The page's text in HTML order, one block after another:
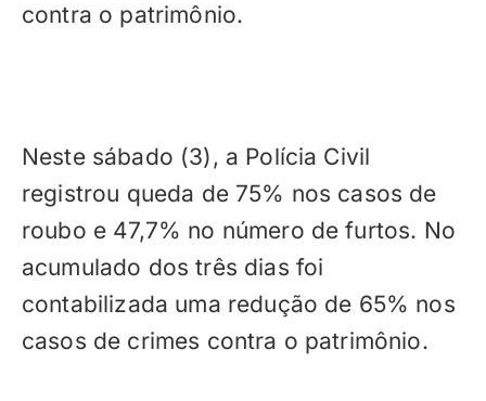
contra o patrimônio.
Neste sábado (3), a Polícia Civil
registrou queda de 75% nos casos de
roubo e 47,7% no número de furtos. No
acumulado dos três dias foi
contabilizada uma redução de 65% nos
casos de crimes contra o patrimônio.